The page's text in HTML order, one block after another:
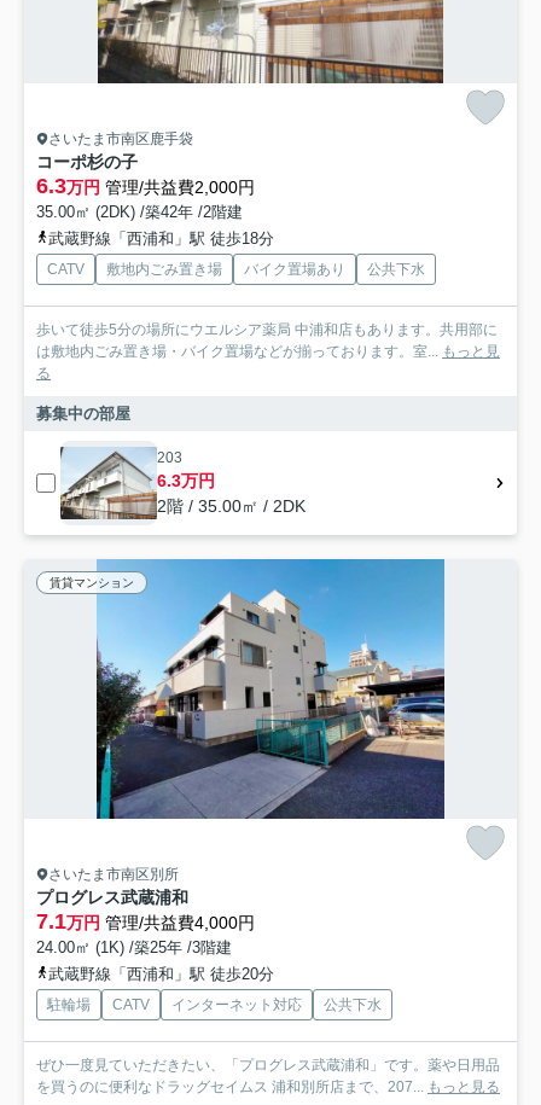
さいたま市南区鹿手袋
コーポ杉の子
6.3万円 管理/共益費2,000円
35.00㎡ (2DK) /築42年 /2階建
武蔵野線「西浦和」駅 徒歩18分
CATV 敷地内ごみ置き場 バイク置場あり 公共下水
歩いて徒歩5分の場所にウエルシア薬局 中浦和店もあります。共用部に
は敷地内ごみ置き場・バイク置場などが揃っております。室... もっと見
る
募集中の部屋
203
6.3万円
2階 / 35.00㎡ / 2DK
賃貸マンション
さいたま市南区別所
プログレス武蔵浦和
7.1万円 管理/共益費4,000円
24.00㎡ (1K) /築25年 /3階建
武蔵野線「西浦和」駅 徒歩20分
駐輪場 CATV インターネット対応 公共下水
ぜひ一度見ていただきたい、「プログレス武蔵浦和」です。薬や日用品
を買うのに便利なドラッグセイムス 浦和別所店まで、207... もっと見る